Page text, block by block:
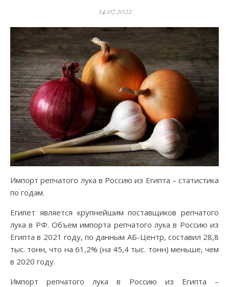
14.07.2022
Импорт репчатого лука в Россию из Египта – статистика
по годам.
Египет является крупнейшим поставщиков репчатого
лука в РФ. Объем импорта репчатого лука в Россию из
Египта в 2021 году, по данным АБ-Центр, составил 28,8
тыс. тонн, что на 61,2% (на 45,4 тыс. тонн) меньше, чем
в 2020 году.
Импорт репчатого лука в Россию из Египта –